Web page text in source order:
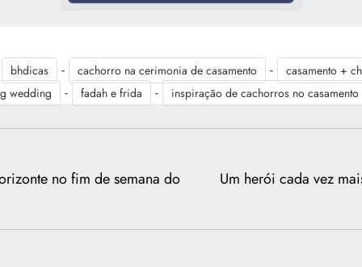
bhdicas - cachorro na cerimonia de casamento -
casamento +
wedding
- fadah e frida - inspiração de cachorros no casamento
no fim de semana do Um herói cada vez